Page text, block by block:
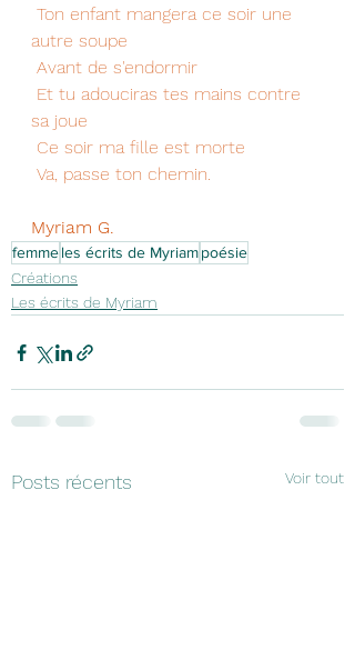
autre soupe
Avant de s'endormir
sa joue
Ce soir ma fille est morte
Va, passe ton chemin.
Myriam G.
femmeles écrits de Myriampoésie
Créations
Les écrits de Myriam
Posts récents Voir tout